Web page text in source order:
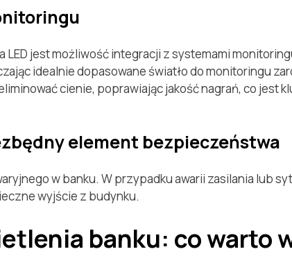
jest możliwość integracji z systemami
idealnie dopasowane światło do monitoringu
cienie, poprawiając jakość nagrań, co jest
element bezpieczeństwa
w banku. W przypadku awarii zasilania lub
wyjście z budynku.
banku: co warto